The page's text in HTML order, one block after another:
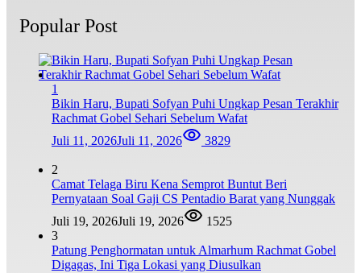
Popular Post
1
Bikin Haru, Bupati Sofyan Puhi Ungkap Pesan Terakhir
Rachmat Gobel Sehari Sebelum Wafat
Juli 11, 2026Juli 11, 2026 3829
2
Camat Telaga Biru Kena Semprot Buntut Beri
Pernyataan Soal Gaji CS Pentadio Barat yang Nunggak
Juli 19, 2026Juli 19, 2026
1525
3
Patung Penghormatan untuk Almarhum Rachmat Gobel
Digagas, Ini Tiga Lokasi yang Diusulkan